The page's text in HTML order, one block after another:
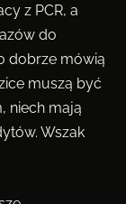
z PCR, a
do
dobrze mówią
muszą być
niech mają
Wszak